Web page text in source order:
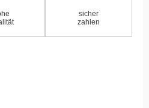
sicher
zahlen